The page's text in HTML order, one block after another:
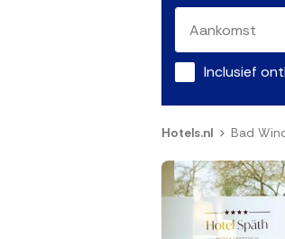
Inclusief
Hotels.nl Bad